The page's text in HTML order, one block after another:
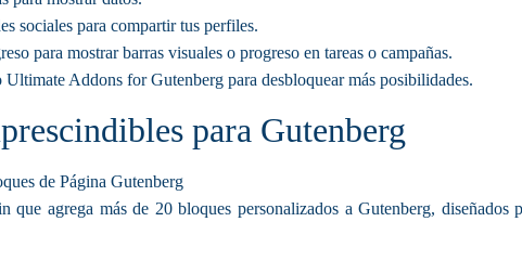
sociales para compartir tus perfiles.
para mostrar barras visuales o progreso en tareas o campañas.
Ultimate Addons for Gutenberg para desbloquear más posibilidades.
para Gutenberg
de Página Gutenberg
que agrega más de 20 bloques personalizados a Gutenberg,